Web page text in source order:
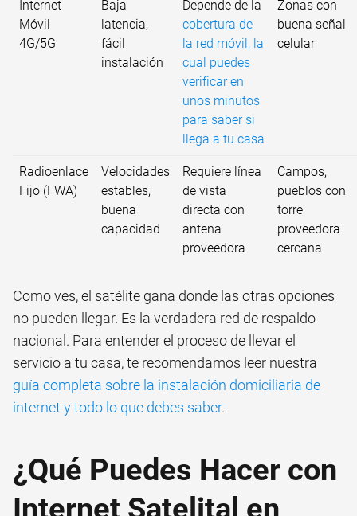
Internet
Móvil
4G/5G
Baja
latencia,
fácil
instalación
Depende de la
cobertura de
la red móvil, la
cual puedes
verificar en
unos minutos
para saber si
llega a tu casa
Zonas con
buena señal
celular
Radioenlace
Fijo (FWA)
Velocidades
estables,
buena
capacidad
Requiere línea
de vista
directa con
antena
proveedora
Campos,
pueblos con
torre
proveedora
cercana
Como ves, el satélite gana donde las otras opciones
no pueden llegar. Es la verdadera red de respaldo
nacional. Para entender el proceso de llevar el
servicio a tu casa, te recomendamos leer nuestra
guía completa sobre la instalación domiciliaria de
internet y todo lo que debes saber.
¿Qué Puedes Hacer con
Internet Satelital en